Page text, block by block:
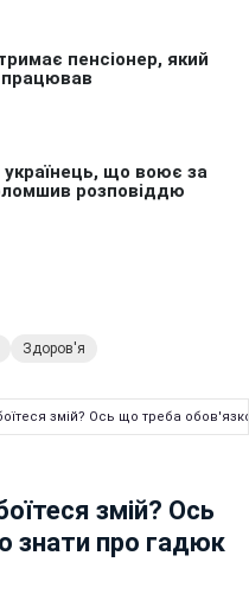
Здоров'я
змій? Ось що треба
змій? Ось
знати про гадюк